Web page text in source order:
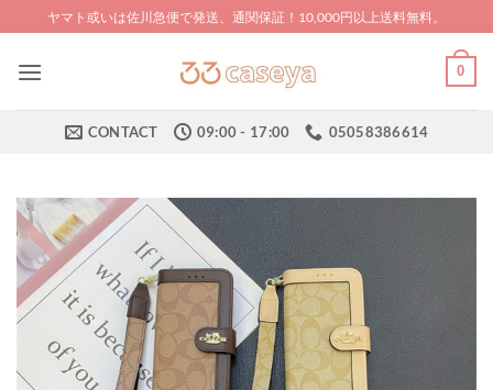
to
content
ヤマト或いは佐川急便で発送、通関保証！10,000円以上送料無料。
0
CONTACT 09:00 - 17:00 05058386614